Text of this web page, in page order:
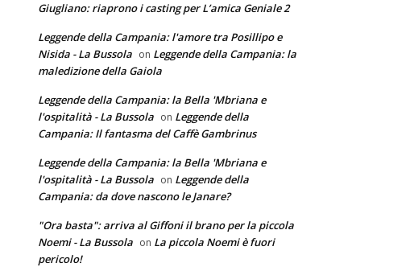
Giugliano: riaprono i casting per L’amica Geniale 2
Leggende della Campania: l'amore tra Posillipo e
Nisida - La Bussola on Leggende della Campania: la
maledizione della Gaiola
Leggende della Campania: la Bella 'Mbriana e
l'ospitalità - La Bussola on Leggende della
Campania: Il fantasma del Caffè Gambrinus
Leggende della Campania: la Bella 'Mbriana e
l'ospitalità - La Bussola on Leggende della
Campania: da dove nascono le Janare?
"Ora basta": arriva al Giffoni il brano per la piccola
Noemi - La Bussola on La piccola Noemi è fuori
pericolo!